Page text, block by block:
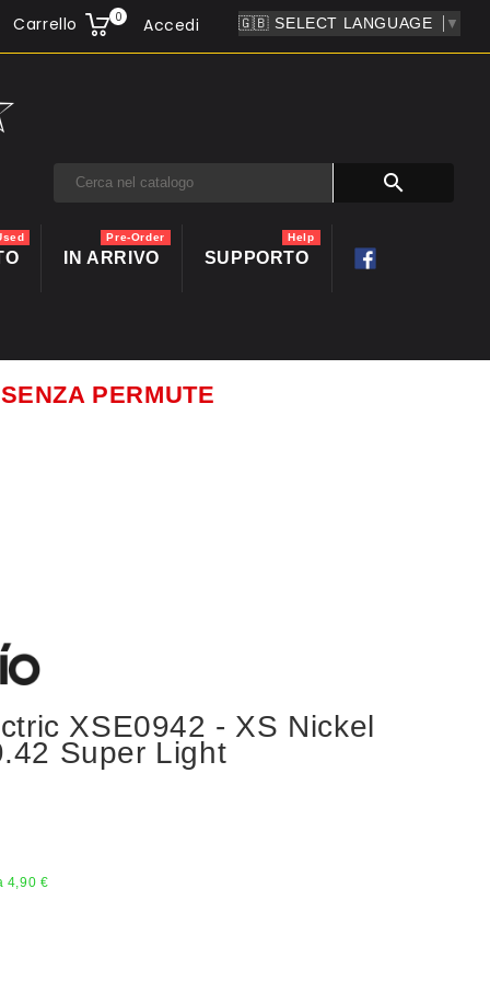
Carrello 0 ▼
Accedi

IN ARRIVO
Pre-Order
SUPPORTO
Help
PERMUTE
XSE0942 - XS Nickel
Super Light
4,90 €